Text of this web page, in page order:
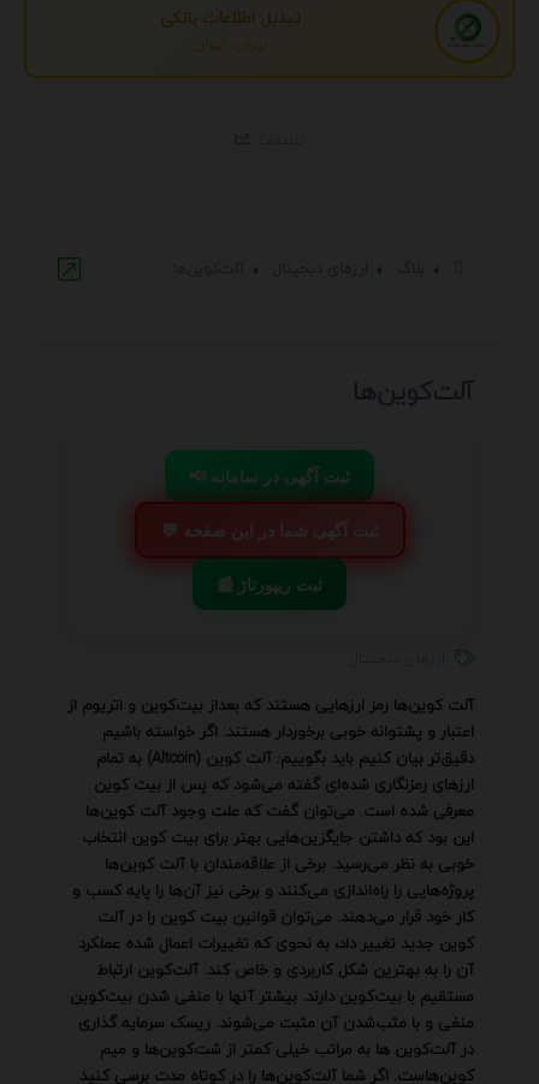
تبدیل اطلاعات بانکی
تهران، تهران
آلت‌کوین‌ها
📢 ثبت آگهی در سامانه
💬 ثبت آگهی شما در این صفحه
📰 ثبت ریپورتاژ
آلت کوین‌‌ها رمز ارزهایی هستند که بعداز بیت‌کوین و اتریوم از
اعتبار و پشتوانه خوبی برخوردار هستند. اگر خواسته باشیم
دقیق‌تر بیان کنیم باید بگوییم: آلت کوین‌ (Altcoin) به تمام
ارزهای رمزنگاری شده‌ای گفته می‌شود که پس از بیت‌ کوین
معرفی شده است. می‌توان گفت که علت وجود آلت کوین‌ها
این بود که داشتن جایگزین‌هایی بهتر برای بیت کوین انتخاب
خوبی به نظر می‌رسید. برخی از علاقه‌مندان با آلت کوین‌ها
پروژه‌هایی را راه‌اندازی می‌کنند و برخی نیز آن‌ها را پایه‌ کسب و
کار خود قرار می‌دهند. می‌توان قوانین بیت کوین را در آلت
کوین جدید تغییر داد، به نحوی که تغییرات اعمال شده عملکرد
آن را به بهترین شکل کاربردی و خاص کند. آلت‌کوین ارتباط
مستقیم با بیت‌کوین دارند. بیشتر آنها با منفی شدن بیت‌کوین
منفی و با مثب‌شدن آن مثبت می‌شوند. ریسک سرمایه گذاری
در آلت‌کوین ها به مراتب خیلی کمتر از شت‌کوین‌ها و میم
کوین‌هاست. اگر شما آلت‌کوین‌ها را در کوتاه مدت برسی کنید